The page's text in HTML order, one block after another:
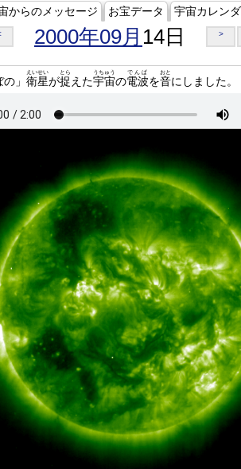
からのメッセージ お宝データ 宇宙カレン
2000年09月 14日 >
」 衛星
えいせい
が捉
とら
えた宇宙
うちゅう
の電波
でんぱ
を音
おと
にしました。